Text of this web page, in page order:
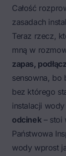
Całość
zasadach
Teraz rzecz,
mną w
zapas,
sensowna, bo
bez którego
instalacji
odcinek– stoi
Państwowa
wody wprost